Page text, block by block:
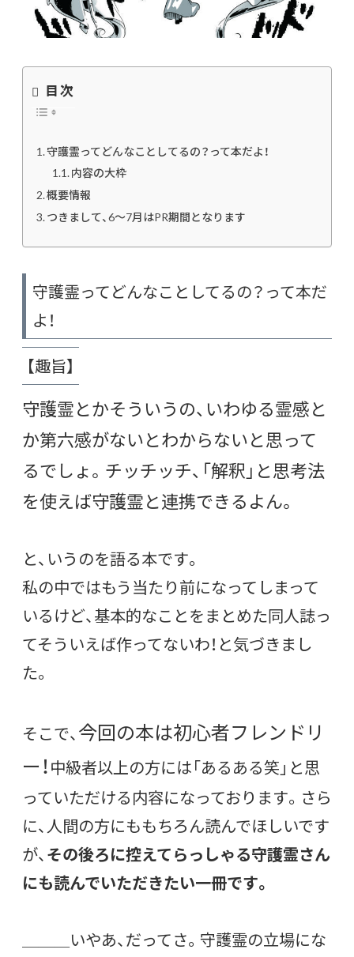
目次
守護霊ってどんなことしてるの？って本だよ！
内容の大枠
概要情報
つきまして、6〜7月はPR期間となります
守護霊ってどんなことしてるの？って本だ
よ！
【趣旨】
守護霊とかそういうの、いわゆる霊感と
か第六感がないとわからないと思って
るでしょ。チッチッチ、「解釈」と思考法
を使えば守護霊と連携できるよん。
と、いうのを語る本です。
私の中ではもう当たり前になってしまって
いるけど、基本的なことをまとめた同人誌っ
てそういえば作ってないわ！と気づきまし
た。
そこで、今回の本は初心者フレンドリ
ー！中級者以上の方には「あるある笑」と思
っていただける内容になっております。さら
に、人間の方にももちろん読んでほしいです
が、その後ろに控えてらっしゃる守護霊さん
にも読んでいただきたい一冊です。
＿＿＿いやあ、だってさ。守護霊の立場にな